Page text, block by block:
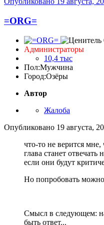
=ORG=
Администраторы
10,4 тыс
Пол:Мужчина
Город:Озёры
Автор
Жалоба
Опубликовано 19 августа,
что-то не верится
глава станет
если они будут
Но попробовать
Смысл в следующем:
быть ответ...